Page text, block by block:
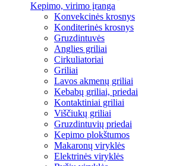
Kepimo, virimo įranga
Konvekcinės krosnys
Konditerinės krosnys
Gruzdintuvės
Anglies griliai
Cirkuliatoriai
Griliai
Lavos akmenų griliai
Kebabų griliai, priedai
Kontaktiniai griliai
Viščiukų griliai
Gruzdintuvių priedai
Kepimo plokštumos
Makaronų viryklės
Elektrinės viryklės